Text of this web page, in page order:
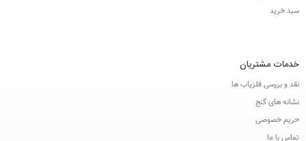
سبد خرید
خدمات مشتریان
نقد و بررسی فلزیاب ها
نشانه های گنج
حریم خصوصی
تماس با ما